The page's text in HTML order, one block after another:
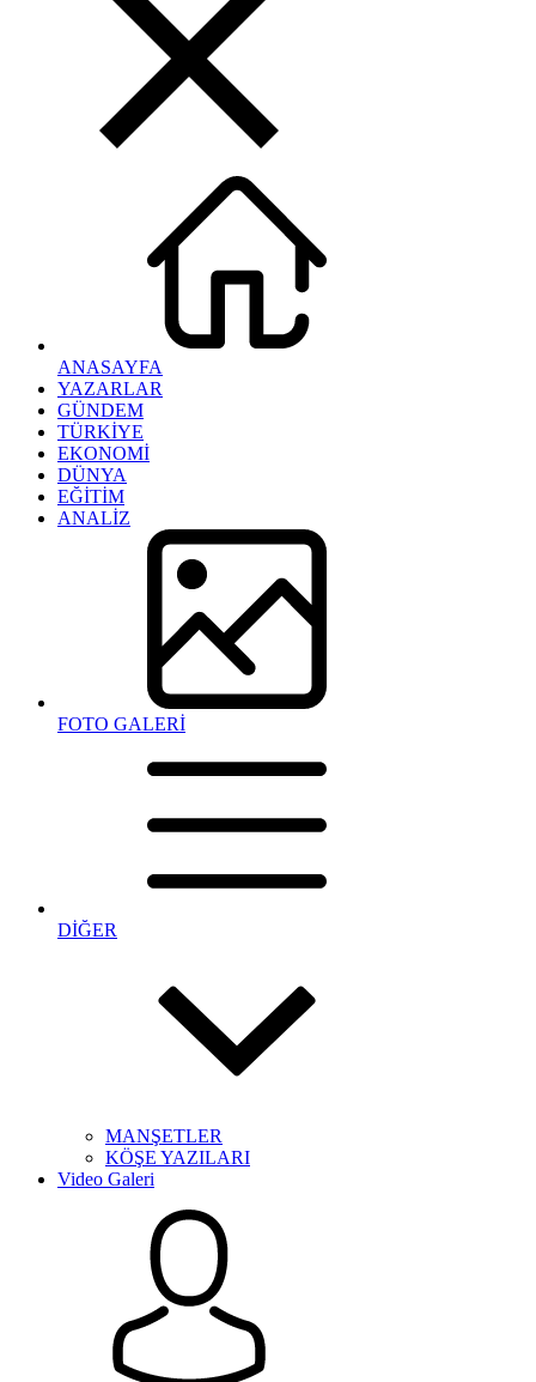
ANASAYFA
YAZARLAR
GÜNDEM
TÜRKİYE
EKONOMİ
DÜNYA
EĞİTİM
ANALİZ
FOTO GALERİ
DİĞER
MANŞETLER
KÖŞE YAZILARI
Video Galeri